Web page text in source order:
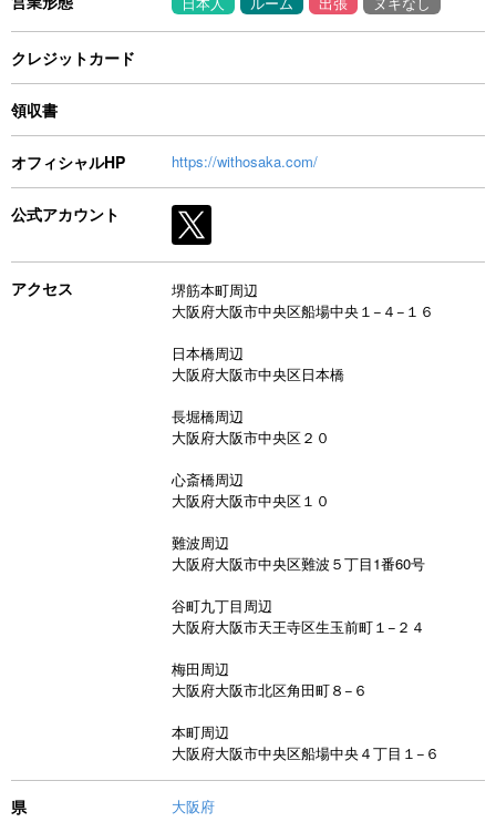
クレジットカード
領収書
オフィシャルHP https://withosaka.com/
公式アカウント
アクセス
堺筋本町周辺
大阪府大阪市中央区船場中央１−４−１６
日本橋周辺
大阪府大阪市中央区日本橋
長堀橋周辺
大阪府大阪市中央区２０
心斎橋周辺
大阪府大阪市中央区１０
難波周辺
大阪府大阪市中央区難波５丁目1番60号
谷町九丁目周辺
大阪府大阪市天王寺区生玉前町１−２４
梅田周辺
大阪府大阪市北区角田町８−６
本町周辺
大阪府大阪市中央区船場中央４丁目１−６
県 大阪府